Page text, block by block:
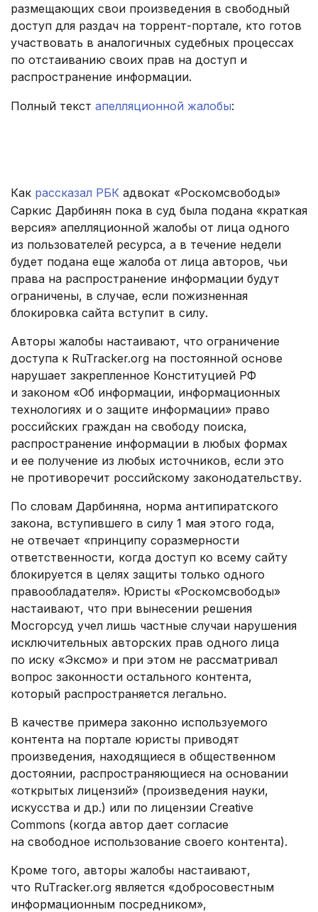
размещающих свои произведения в свободный
доступ для раздач на торрент-портале, кто готов
участвовать в аналогичных судебных процессах
по отстаиванию своих прав на доступ и
распространение информации.
Полный текст апелляционной жалобы:
Как рассказал РБК адвокат «Роскомсвободы»
Саркис Дарбинян пока в суд была подана «краткая
версия» апелляционной жалобы от лица одного
из пользователей ресурса, а в течение недели
будет подана еще жалоба от лица авторов, чьи
права на распространение информации будут
ограничены, в случае, если пожизненная
блокировка сайта вступит в силу.
Авторы жалобы настаивают, что ограничение
доступа к RuTracker.org на постоянной основе
нарушает закрепленное Конституцией РФ
и законом «Об информации, информационных
технологиях и о защите информации» право
российских граждан на свободу поиска,
распространение информации в любых формах
и ее получение из любых источников, если это
не противоречит российскому законодательству.
По словам Дарбиняна, норма антипиратского
закона, вступившего в силу 1 мая этого года,
не отвечает «принципу соразмерности
ответственности, когда доступ ко всему сайту
блокируется в целях защиты только одного
правообладателя». Юристы «Роскомсвободы»
настаивают, что при вынесении решения
Мосгорсуд учел лишь частные случаи нарушения
исключительных авторских прав одного лица
по иску «Эксмо» и при этом не рассматривал
вопрос законности остального контента,
который распространяется легально.
В качестве примера законно используемого
контента на портале юристы приводят
произведения, находящиеся в общественном
достоянии, распространяющиеся на основании
«открытых лицензий» (произведения науки,
искусства и др.) или по лицензии Creative
Commons (когда автор дает согласие
на свободное использование своего контента).
Кроме того, авторы жалобы настаивают,
что RuTracker.org является «добросовестным
информационным посредником»,